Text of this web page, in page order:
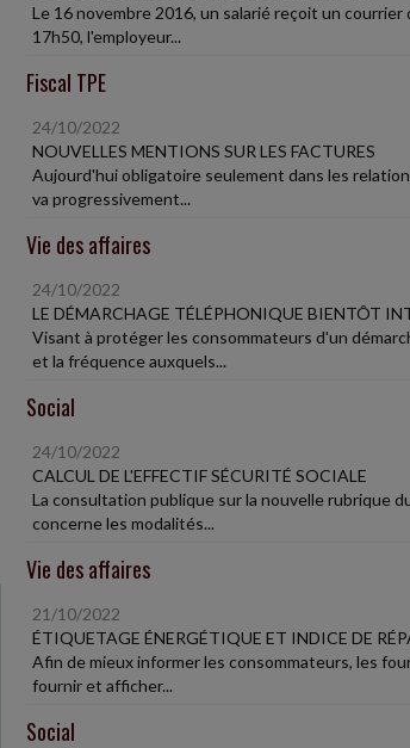
Le 16 novembre 2016, un salarié reçoit un
17h50, l'employeur...
Fiscal TPE
24/10/2022
NOUVELLES MENTIONS SUR LES FACTURES
Aujourd'hui obligatoire seulement dans les
va progressivement...
Vie des affaires
24/10/2022
LE DÉMARCHAGE TÉLÉPHONIQUE BIENTÔT
Visant à protéger les consommateurs d'un
et la fréquence auxquels...
Social
24/10/2022
CALCUL DE L'EFFECTIF SÉCURITÉ SOCIALE
La consultation publique sur la nouvelle rubrique
concerne les modalités...
Vie des affaires
21/10/2022
ÉTIQUETAGE ÉNERGÉTIQUE ET INDICE DE
Afin de mieux informer les consommateurs, les
fournir et afficher...
Social